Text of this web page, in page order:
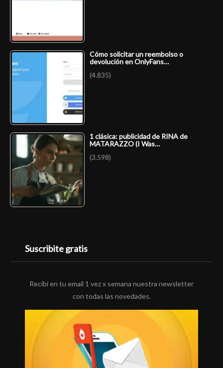
Cómo solicitar un reembolso o
devolución en OnlyFans…
(4.835)
1 clásica: publicidad de RINA de
MATARAZZO (I Was…
(3.598)
Suscribite gratis
Recibí en tu email 1 vez x semana nuestra newsletter
con todas las novedades.